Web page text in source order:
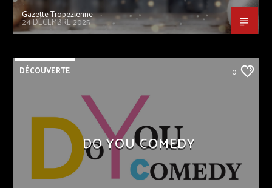
Gazette Tropezienne
24 DÉCEMBRE 2025
DÉCOUVERTE 0
DO YOU COMEDY